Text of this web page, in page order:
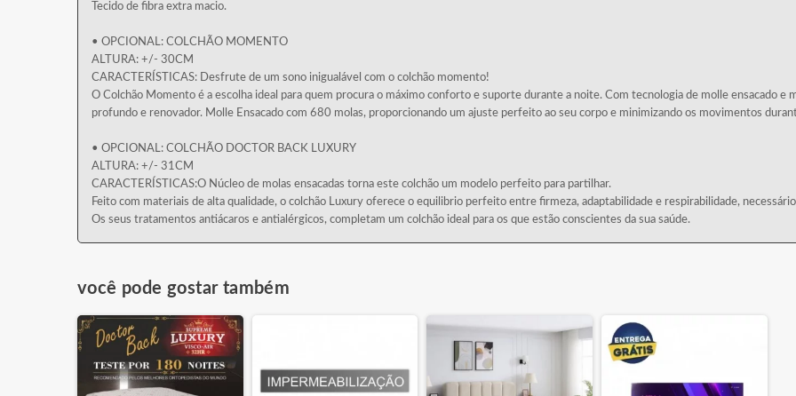
Tecido de fibra extra macio.
• OPCIONAL: COLCHÃO MOMENTO
ALTURA: +/- 30CM
CARACTERÍSTICAS: Desfrute de um sono inigualável com o colchão momento!
O Colchão Momento é a escolha ideal para quem procura o máximo conforto e suporte durante a noite. Com tecnologia de molle ensacado e
profundo e renovador. Molle Ensacado com 680 molas, proporcionando um ajuste perfeito ao seu corpo e minimizando os movimentos
• OPCIONAL: COLCHÃO DOCTOR BACK LUXURY
ALTURA: +/- 31CM
CARACTERÍSTICAS:O Núcleo de molas ensacadas torna este colchão um modelo perfeito para partilhar.
Feito com materiais de alta qualidade, o colchão Luxury oferece o equilibrio perfeito entre firmeza, adaptabilidade e respirabilidade,
Os seus tratamentos antiácaros e antialérgicos, completam um colchão ideal para os que estão conscientes da sua saúde.
você pode gostar também